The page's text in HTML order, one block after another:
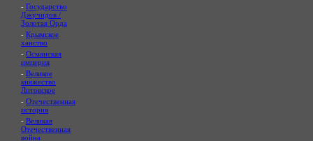
- Государство
Джучидов /
Золотая Орда
- Крымское
ханство
- Османская
империя
- Великое
княжество
Литовское
- Отечественная
история
- Великая
Отечественная
война